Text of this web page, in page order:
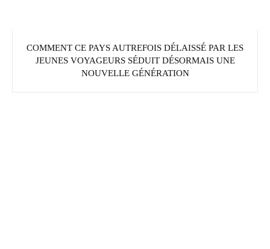
COMMENT CE PAYS AUTREFOIS DÉLAISSÉ PAR LES
JEUNES VOYAGEURS SÉDUIT DÉSORMAIS UNE
NOUVELLE GÉNÉRATION